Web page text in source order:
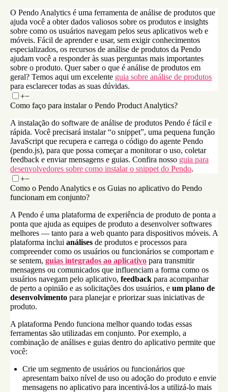
O Pendo Analytics é uma ferramenta de análise de produtos que
ajuda você a obter dados valiosos sobre os produtos e insights
sobre como os usuários navegam pelos seus aplicativos web e
móveis. Fácil de aprender e usar, sem exigir conhecimentos
especializados, os recursos de análise de produtos da Pendo
ajudam você a responder às suas perguntas mais importantes
sobre o produto. Quer saber o que é análise de produtos em
geral? Temos aqui um excelente guia sobre análise de produtos
para esclarecer todas as suas dúvidas.
+−
Como faço para instalar o Pendo Product Analytics?
A instalação do software de análise de produtos Pendo é fácil e
rápida. Você precisará instalar “o snippet”, uma pequena função
JavaScript que recupera e carrega o código do agente Pendo
(pendo.js), para que possa começar a monitorar o uso, coletar
feedback e enviar mensagens e guias. Confira nosso guia para
desenvolvedores sobre como instalar o snippet do Pendo.
+−
Como o Pendo Analytics e os Guias no aplicativo do Pendo
funcionam em conjunto?
A Pendo é uma plataforma de experiência de produto de ponta a
ponta que ajuda as equipes de produto a desenvolver softwares
melhores — tanto para a web quanto para dispositivos móveis. A
plataforma inclui análises de produtos e processos para
compreender como os usuários ou funcionários se comportam e
se sentem, guias integrados ao aplicativo para transmitir
mensagens ou comunicados que influenciam a forma como os
usuários navegam pelo aplicativo, feedback para acompanhar
de perto a opinião e as solicitações dos usuários, e um plano de
desenvolvimento para planejar e priorizar suas iniciativas de
produto.
A plataforma Pendo funciona melhor quando todas essas
ferramentas são utilizadas em conjunto. Por exemplo, a
combinação de análises e guias dentro do aplicativo permite que
você:
Crie um segmento de usuários ou funcionários que
apresentam baixo nível de uso ou adoção do produto e envie
mensagens no aplicativo para incentivá-los a utilizá-lo mais